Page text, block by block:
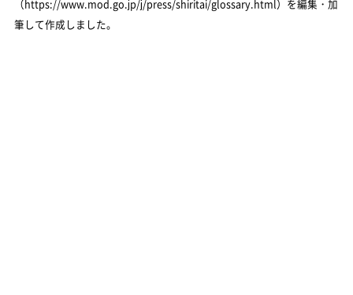
（https://www.mod.go.jp/j/press/shiritai/glossary.html）を編集・加
筆して作成しました。